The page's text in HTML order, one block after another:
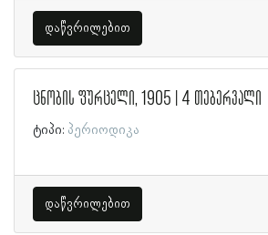
დაწვრილებით
ცნობის ფურცელი, 1905 | 4 თებერვალი
ტიპი: პერიოდიკა
დაწვრილებით